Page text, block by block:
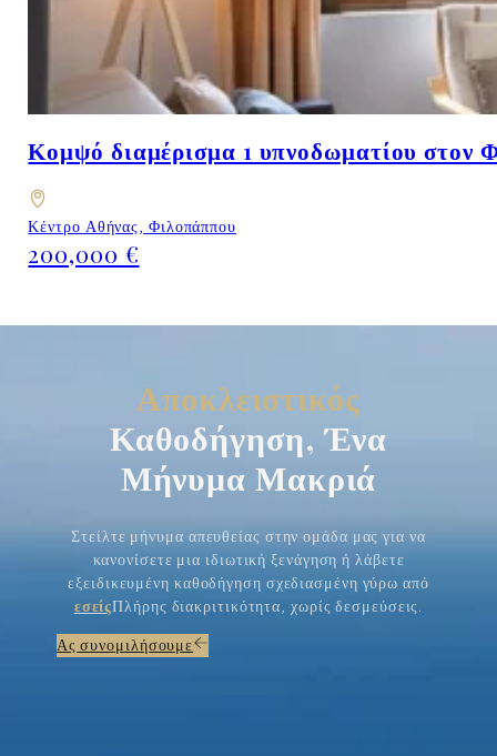
Κομψό διαμέρισμα 1 υπνοδωματίου στον
Κέντρο Αθήνας, Φιλοπάππου
200,000 €
Αποκλειστικός
Καθοδήγηση, Ένα
Μήνυμα Μακριά
Στείλτε μήνυμα απευθείας στην ομάδα μας για να
κανονίσετε μια ιδιωτική ξενάγηση ή λάβετε
εξειδικευμένη καθοδήγηση σχεδιασμένη γύρω από
εσείςΠλήρης διακριτικότητα, χωρίς δεσμεύσεις.
Ας συνομιλήσουμε